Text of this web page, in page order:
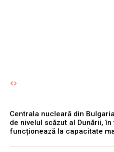
Centrala nucleară din
de nivelul scăzut al Dunării,
funcționează la capacitate